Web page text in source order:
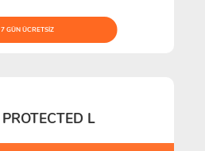
7 GÜN ÜCRETSIZ
L